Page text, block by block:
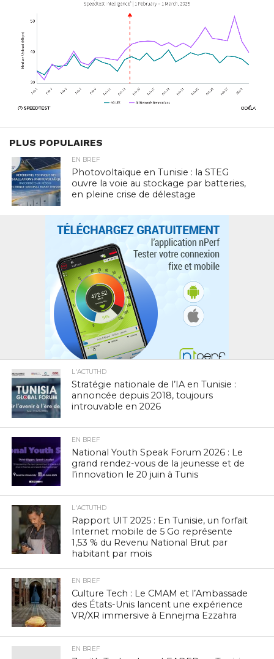
PLUS POPULAIRES
EN BREF
Photovoltaïque en Tunisie : la STEG
ouvre la voie au stockage par batteries,
en pleine crise de délestage
L'ACTUTHD
Stratégie nationale de l’IA en Tunisie :
annoncée depuis 2018, toujours
introuvable en 2026
EN BREF
National Youth Speak Forum 2026 : Le
grand rendez-vous de la jeunesse et de
l’innovation le 20 juin à Tunis
L'ACTUTHD
Rapport UIT 2025 : En Tunisie, un forfait
Internet mobile de 5 Go représente
1,53 % du Revenu National Brut par
habitant par mois
EN BREF
Culture Tech : Le CMAM et l’Ambassade
des États-Unis lancent une expérience
VR/XR immersive à Ennejma Ezzahra
EN BREF